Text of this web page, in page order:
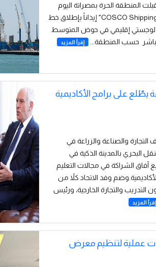
المنطقة الحرة بمصراتة اليوم
الاربعاء سفينة الحاويات "GUO YUN HA" التابعة لخط "COSCO Shipping" إيذاناً بإطلاق خط
لوجستي إقليمي في حوض المتوسط
حسب المنطقة...
إقرأ المزيد
يطّلع على برامج الأكاديمية
لغرف التجارة والصناعة والزراعة في
البحري بالمدينة الذكية في
آفاق الشراكة في مجالات التعليم
وفد الاتحاد كلاً من
التدريب والتجارة الخارجية، ورئيس
إقرأ المزيد
عملية لتنظيم معرض